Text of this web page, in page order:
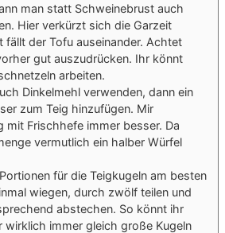
man statt Schweinebrust auch
Hier verkürzt sich die Garzeit
fällt der Tofu auseinander. Achtet
gut auszudrücken. Ihr könnt
arbeiten.
Dinkelmehl verwenden, dann ein
zum Teig hinzufügen. Mir
mit Frischhefe immer besser. Da
vermutlich ein halber Würfel
für die Teigkugeln am besten
wiegen, durch zwölf teilen und
abstechen. So könnt ihr
wirklich immer gleich große Kugeln